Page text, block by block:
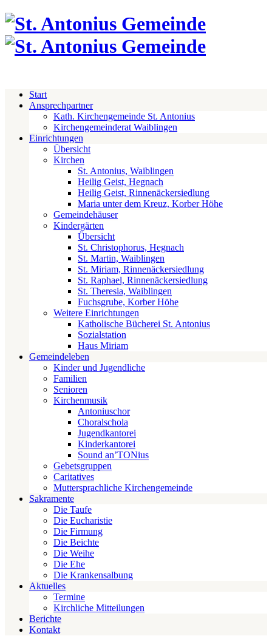
Start
Ansprechpartner
Kath. Kirchengemeinde St. Antonius
Kirchengemeinderat Waiblingen
Einrichtungen
Übersicht
Kirchen
St. Antonius, Waiblingen
Heilig Geist, Hegnach
Heilig Geist, Rinnenäckersiedlung
Maria unter dem Kreuz, Korber Höhe
Gemeindehäuser
Kindergärten
Übersicht
St. Christophorus, Hegnach
St. Martin, Waiblingen
St. Miriam, Rinnenäckersiedlung
St. Raphael, Rinnenäckersiedlung
St. Theresia, Waiblingen
Fuchsgrube, Korber Höhe
Weitere Einrichtungen
Katholische Bücherei St. Antonius
Sozialstation
Haus Miriam
Gemeindeleben
Kinder und Jugendliche
Familien
Senioren
Kirchenmusik
Antoniuschor
Choralschola
Jugendkantorei
Kinderkantorei
Sound an’TONius
Gebetsgruppen
Caritatives
Muttersprachliche Kirchengemeinde
Sakramente
Die Taufe
Die Eucharistie
Die Firmung
Die Beichte
Die Weihe
Die Ehe
Die Krankensalbung
Aktuelles
Termine
Kirchliche Mitteilungen
Berichte
Kontakt